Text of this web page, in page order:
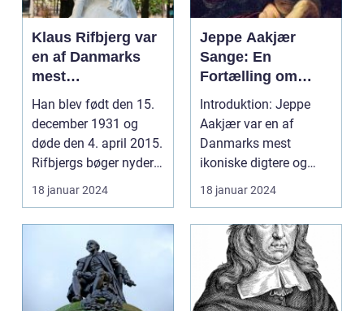
Klaus Rifbjerg var
en af Danmarks
mest
betydningsfulde
forfattere og
lyrikere
Han blev født den 15.
december 1931 og
døde den 4. april 2015.
Rifbjergs bøger nyder
stor anerkendel...
18 januar 2024
Jeppe Aakjær
Sange: En
Fortælling om
Dansk Kulturarv
og Poetisk
Skønhed
Introduktion: Jeppe
Aakjær var en af
Danmarks mest
ikoniske digtere og
komponister og er især
kendt ...
18 januar 2024